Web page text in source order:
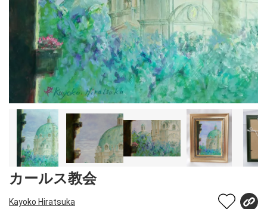
カールス教会
Kayoko Hiratsuka